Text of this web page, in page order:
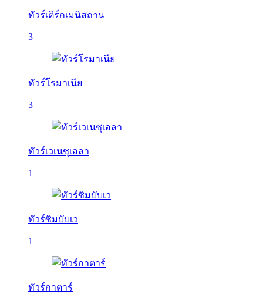
ทัวร์เติร์กเมนิสถาน
3
ทัวร์โรมาเนีย
3
ทัวร์เวเนซุเอลา
1
ทัวร์ซิมบับเว
1
ทัวร์กาตาร์